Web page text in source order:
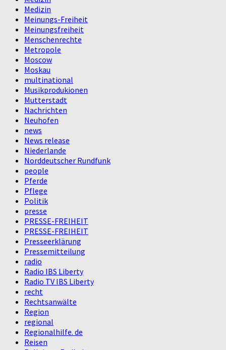
Medizin
Meinungs-Freiheit
Meinungsfreiheit
Menschenrechte
Metropole
Moscow
Moskau
multinational
Musikprodukionen
Mutterstadt
Nachrichten
Neuhofen
news
News release
Niederlande
Norddeutscher Rundfunk
people
Pferde
Pflege
Politik
presse
PRESSE-FREIHEIT
PRESSE-FREIHEIT
Presseerklärung
Pressemitteilung
radio
Radio IBS Liberty
Radio TV IBS Liberty
recht
Rechtsanwälte
Region
regional
Regionalhilfe. de
Reisen